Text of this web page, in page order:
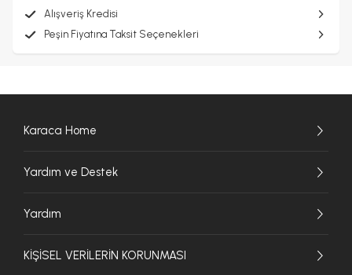
Alışveriş Kredisi
Peşin Fiyatına Taksit Seçenekleri
Karaca Home
Yardım ve Destek
Yardım
KİŞİSEL VERİLERİN KORUNMASI